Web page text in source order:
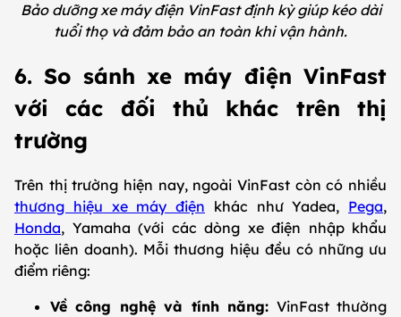
Bảo dưỡng xe máy điện VinFast định kỳ giúp kéo dài
tuổi thọ và đảm bảo an toàn khi vận hành.
6. So sánh xe máy điện VinFast
với các đối thủ khác trên thị
trường
Trên thị trường hiện nay, ngoài VinFast còn có nhiều
thương hiệu xe máy điện khác như Yadea, Pega,
Honda, Yamaha (với các dòng xe điện nhập khẩu
hoặc liên doanh). Mỗi thương hiệu đều có những ưu
điểm riêng:
Về công nghệ và tính năng: VinFast thường